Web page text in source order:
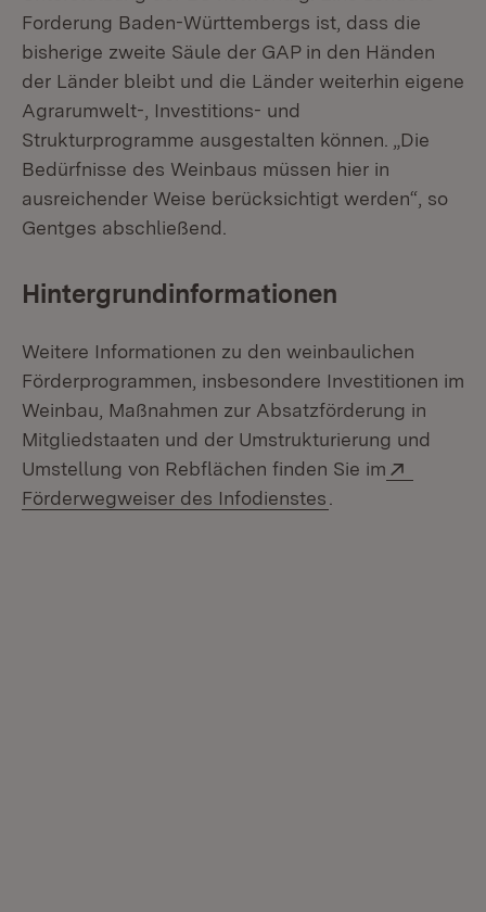
Forderung Baden-Württembergs ist, dass die
bisherige zweite Säule der GAP in den Händen
der Länder bleibt und die Länder weiterhin eigene
Agrarumwelt-, Investitions- und
Strukturprogramme ausgestalten können. „Die
Bedürfnisse des Weinbaus müssen hier in
ausreichender Weise berücksichtigt werden“, so
Gentges abschließend.
Hintergrundinformationen
Weitere Informationen zu den weinbaulichen
Förderprogrammen, insbesondere Investitionen im
Weinbau, Maßnahmen zur Absatzförderung in
Mitgliedstaaten und der Umstrukturierung und
Umstellung von Rebflächen finden Sie im
Förderwegweiser des Infodienstes